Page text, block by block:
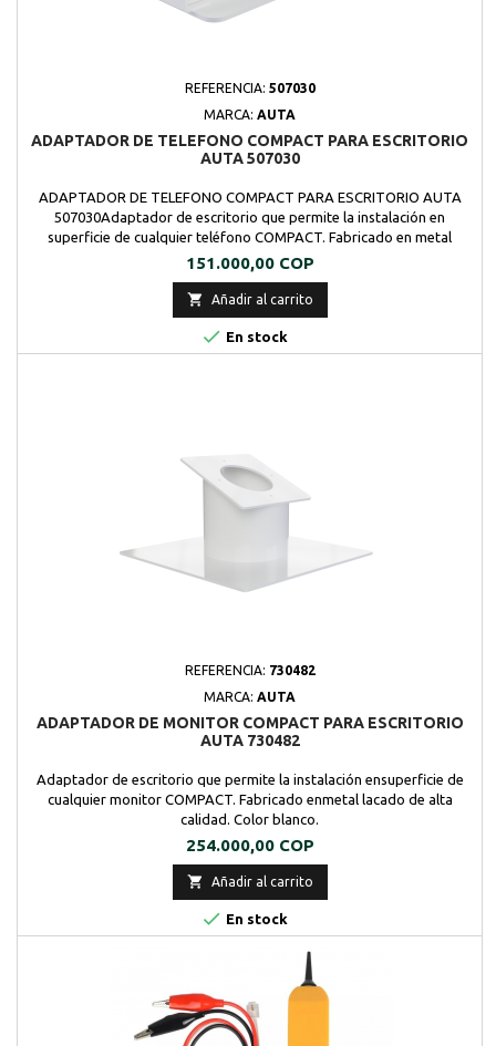
REFERENCIA: 507030
MARCA: AUTA
ADAPTADOR DE TELEFONO COMPACT PARA ESCRITORIO
AUTA 507030
ADAPTADOR DE TELEFONO COMPACT PARA ESCRITORIO AUTA
507030Adaptador de escritorio que permite la instalación en
superficie de cualquier teléfono COMPACT. Fabricado en metal
lacado de alta calidad. Color blanco.
Precio
151.000,00 COP
 Añadir al carrito
 En stock
REFERENCIA: 730482
MARCA: AUTA
ADAPTADOR DE MONITOR COMPACT PARA ESCRITORIO
AUTA 730482
Adaptador de escritorio que permite la instalación ensuperficie de
cualquier monitor COMPACT. Fabricado enmetal lacado de alta
calidad. Color blanco.
Precio
254.000,00 COP
 Añadir al carrito
 En stock